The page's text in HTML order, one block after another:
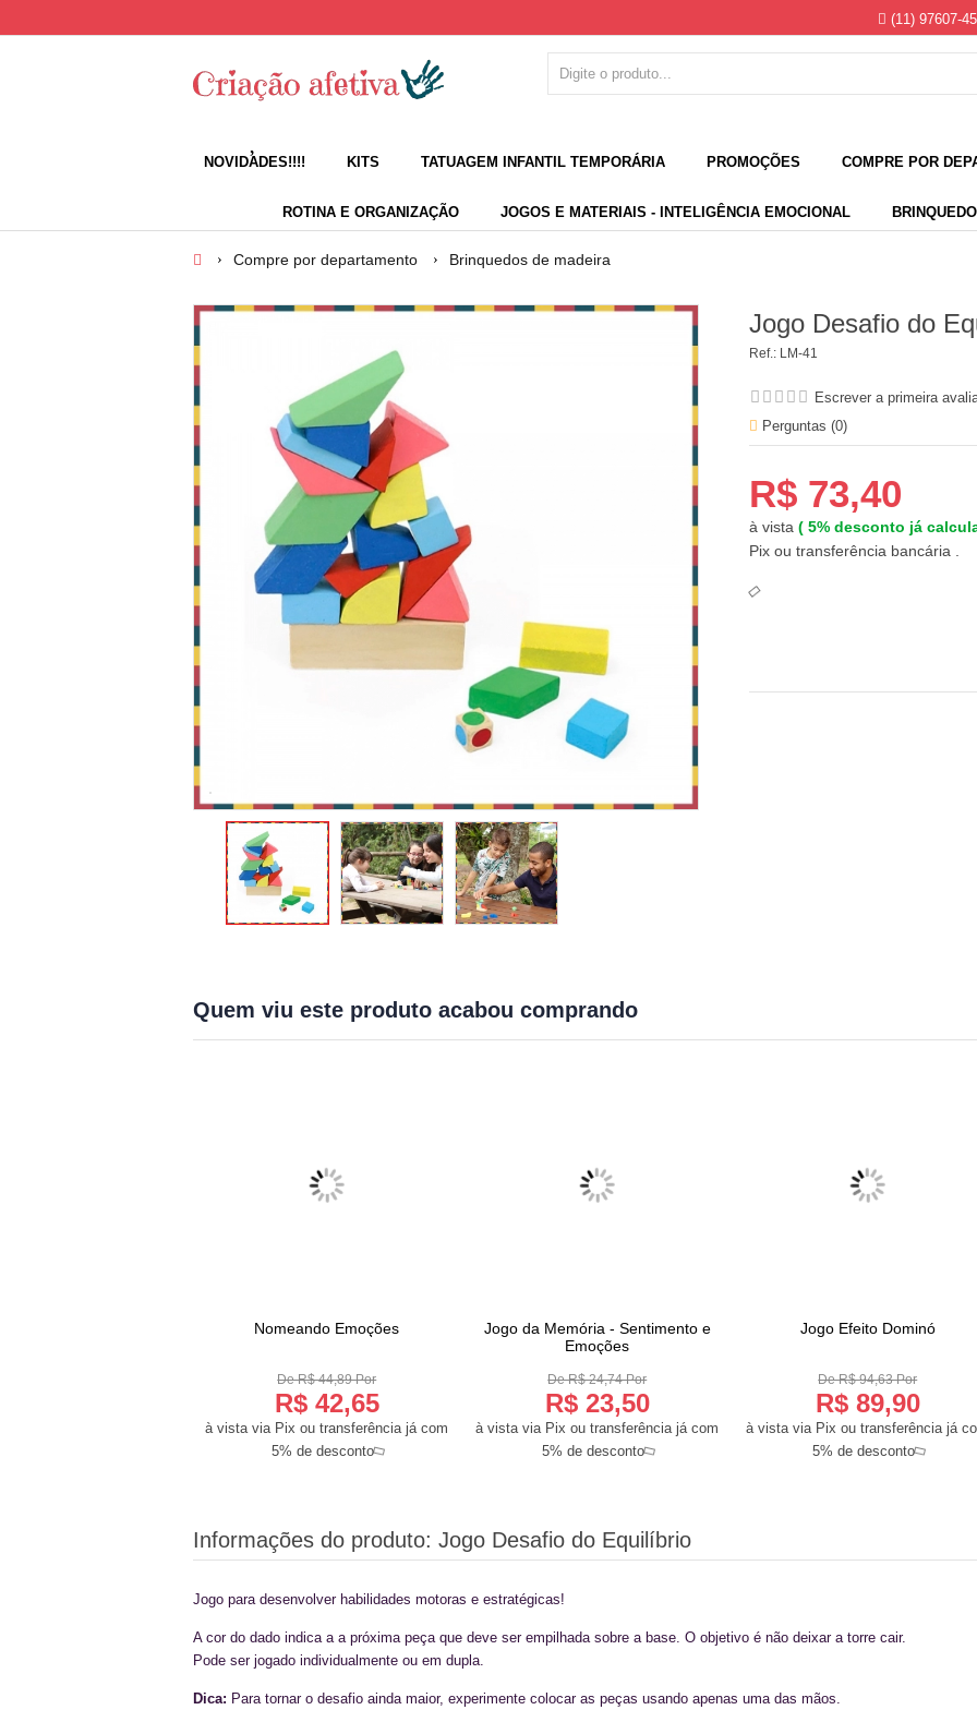
(11) 97607-
NOVIDADES!!!! KITS TATUAGEM INFANTIL TEMPORÁRIA PROMOÇÕES COMPRE POR
ROTINA E ORGANIZAÇÃO JOGOS E MATERIAIS - INTELIGÊNCIA EMOCIONAL
Compre por departamento Brinquedos de madeira
Jogo Desafio do
Ref.: LM-41
Escrever a primeira
Perguntas (0)
R$ 73,40
à vista ( 5% desconto já
Pix ou transferência bancária .
Quem viu este produto acabou comprando
COMPRAR
Nomeando Emoções
De R$ 44,89 Por
R$ 42,65
à vista via Pix ou transferência já com
5% de desconto
COMPRAR
Jogo da Memória - Sentimento e
Emoções
De R$ 24,74 Por
R$ 23,50
à vista via Pix ou transferência já com
5% de desconto
Jogo Efeito Dominó
De R$ 94,63 Por
R$ 89,90
à vista via Pix ou transferência já
5% de desconto
Informações do produto: Jogo Desafio do Equilíbrio
Jogo para desenvolver habilidades motoras e estratégicas!
A cor do dado indica a a próxima peça que deve ser empilhada sobre a base. O objetivo é não deixar a torre cair.
Pode ser jogado individualmente ou em dupla.
Dica: Para tornar o desafio ainda maior, experimente colocar as peças usando apenas uma das mãos.